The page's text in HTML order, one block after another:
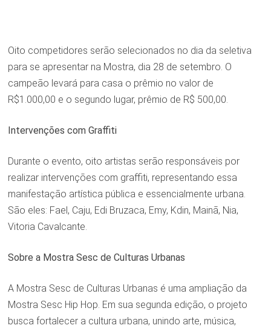
Oito competidores serão selecionados no dia da seletiva
para se apresentar na Mostra, dia 28 de setembro. O
campeão levará para casa o prêmio no valor de
R$1.000,00 e o segundo lugar, prêmio de R$ 500,00.
Intervenções com Graffiti
Durante o evento, oito artistas serão responsáveis por
realizar intervenções com graffiti, representando essa
manifestação artística pública e essencialmente urbana.
São eles: Fael, Caju, Edi Bruzaca, Emy, Kdin, Mainã, Nia,
Vitoria Cavalcante.
Sobre a Mostra Sesc de Culturas Urbanas
A Mostra Sesc de Culturas Urbanas é uma ampliação da
Mostra Sesc Hip Hop. Em sua segunda edição, o projeto
busca fortalecer a cultura urbana, unindo arte, música,